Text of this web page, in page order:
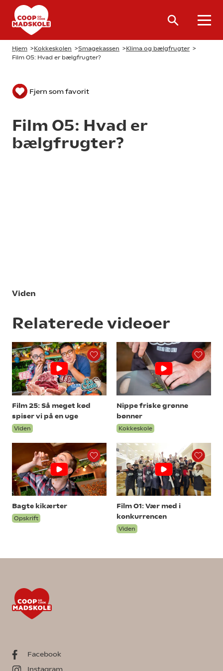
Hjem >Kokkeskolen >Smagekassen >Klima og bælgfrugter >
Film 05: Hvad er bælgfrugter?
Fjern som favorit
Film 05: Hvad er
bælgfrugter?
Viden
Relaterede videoer
Film 25: Så meget kød
spiser vi på en uge
Viden
Nippe friske grønne
bønner
Kokkeskole
Bagte kikærter
Opskrift
Film 01: Vær med i
konkurrencen
Viden
Facebook
Instagram